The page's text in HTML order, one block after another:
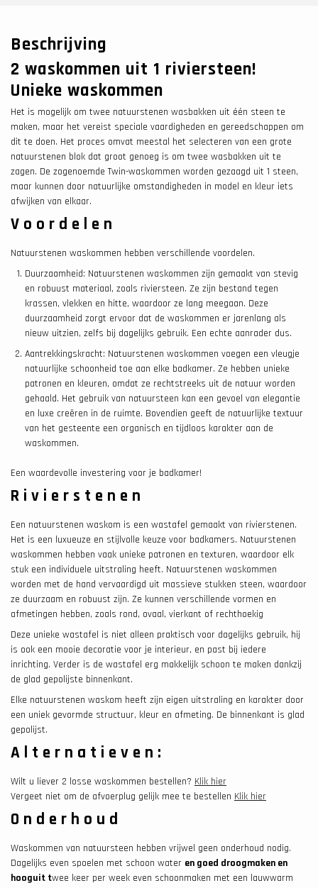
Beschrijving
2 waskommen uit 1 riviersteen!
Unieke waskommen
Het is mogelijk om twee natuurstenen wasbakken uit één steen te
maken, maar het vereist speciale vaardigheden en gereedschappen om
dit te doen. Het proces omvat meestal het selecteren van een grote
natuurstenen blok dat groot genoeg is om twee wasbakken uit te
zagen. De zogenoemde Twin-waskommen worden gezaagd uit 1 steen,
maar kunnen door natuurlijke omstandigheden in model en kleur iets
afwijken van elkaar.
Voordelen
Natuurstenen waskommen hebben verschillende voordelen.
Duurzaamheid: Natuurstenen waskommen zijn gemaakt van stevig
en robuust materiaal, zoals riviersteen. Ze zijn bestand tegen
krassen, vlekken en hitte, waardoor ze lang meegaan. Deze
duurzaamheid zorgt ervoor dat de waskommen er jarenlang als
nieuw uitzien, zelfs bij dagelijks gebruik. Een echte aanrader dus.
Aantrekkingskracht: Natuurstenen waskommen voegen een vleugje
natuurlijke schoonheid toe aan elke badkamer. Ze hebben unieke
patronen en kleuren, omdat ze rechtstreeks uit de natuur worden
gehaald. Het gebruik van natuursteen kan een gevoel van elegantie
en luxe creëren in de ruimte. Bovendien geeft de natuurlijke textuur
van het gesteente een organisch en tijdloos karakter aan de
waskommen.
Een waardevolle investering voor je badkamer!
Rivierstenen
Een natuurstenen waskom is een wastafel gemaakt van rivierstenen.
Het is een luxueuze en stijlvolle keuze voor badkamers. Natuurstenen
waskommen hebben vaak unieke patronen en texturen, waardoor elk
stuk een individuele uitstraling heeft. Natuurstenen waskommen
worden met de hand vervaardigd uit massieve stukken steen, waardoor
ze duurzaam en robuust zijn. Ze kunnen verschillende vormen en
afmetingen hebben, zoals rond, ovaal, vierkant of rechthoekig
Deze unieke wastafel is niet alleen praktisch voor dagelijks gebruik, hij
is ook een mooie decoratie voor je interieur, en past bij iedere
inrichting. Verder is de wastafel erg makkelijk schoon te maken dankzij
de glad gepolijste binnenkant.
Elke natuurstenen waskom heeft zijn eigen uitstraling en karakter door
een uniek gevormde structuur, kleur en afmeting. De binnenkant is glad
gepolijst.
Alternatieven:
Wilt u liever 2 losse waskommen bestellen? Klik hier
Vergeet niet om de afvoerplug gelijk mee te bestellen Klik hier
Onderhoud
Waskommen van natuursteen hebben vrijwel geen onderhoud nodig.
Dagelijks even spoelen met schoon water en goed droogmaken en
hooguit twee keer per week even schoonmaken met een lauwwarm